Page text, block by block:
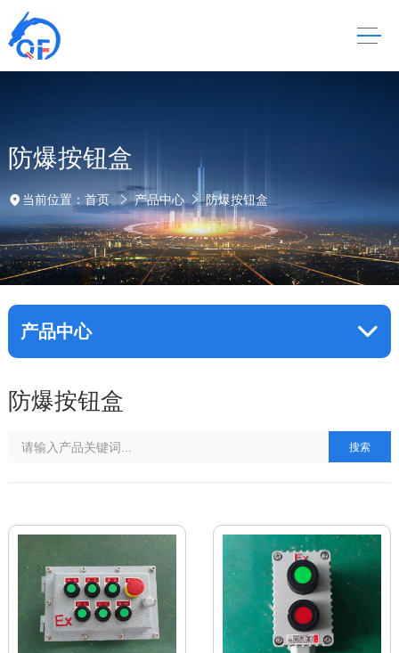
防爆按钮盒
当前位置： 首页 产品中心 防爆按钮盒
产品中心
防爆按钮盒
搜索